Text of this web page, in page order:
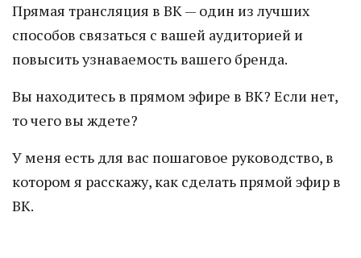
Прямая трансляция в ВК — один из лучших
способов связаться с вашей аудиторией и
повысить узнаваемость вашего бренда.
Вы находитесь в прямом эфире в ВК? Если нет,
то чего вы ждете?
У меня есть для вас пошаговое руководство, в
котором я расскажу, как сделать прямой эфир в
ВК.